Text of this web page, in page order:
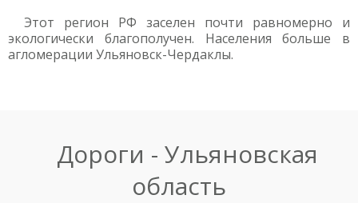
Этот регион РФ заселен почти равномерно и
экологически благополучен. Населения больше в
агломерации Ульяновск-Чердаклы.
Дороги - Ульяновская
область